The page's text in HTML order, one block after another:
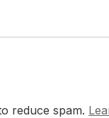
reduce spam.